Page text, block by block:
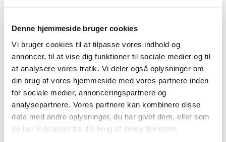
Denne hjemmeside bruger cookies
Vi bruger cookies til at tilpasse vores indhold og
annoncer, til at vise dig funktioner til sociale medier og til
at analysere vores trafik. Vi deler også oplysninger om
din brug af vores hjemmeside med vores partnere inden
for sociale medier, annonceringspartnere og
analysepartnere. Vores partnere kan kombinere disse
data med andre oplysninger, du har givet dem, eller som
de har indsamlet fra din brug af deres tjenester.
28. august 2026 - 30. august 2026, kl.
16:00 - 16:00
Solborgen, Strandgårdsleddet 2,
Hønsinge Lyng, 4560 Vig